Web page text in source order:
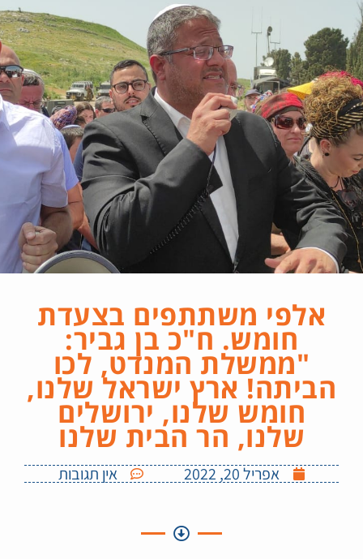
אלפי משתתפים בצעדת
חומש. ח"כ בן גביר:
"ממשלת המנדט, לכו
הביתה! ארץ ישראל שלנו,
חומש שלנו, ירושלים
שלנו, הר הבית שלנו
אפריל 20, 2022 אין תגובות